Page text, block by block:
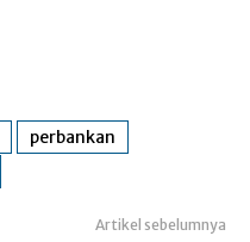
perbankan
Artikel sebelumnya